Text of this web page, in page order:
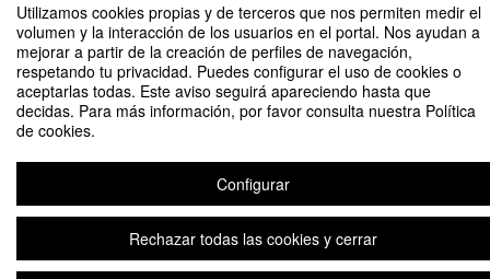
Utilizamos cookies propias y de terceros que nos permiten medir el
volumen y la interacción de los usuarios en el portal. Nos ayudan a
mejorar a partir de la creación de perfiles de navegación,
respetando tu privacidad. Puedes configurar el uso de cookies o
aceptarlas todas. Este aviso seguirá apareciendo hasta que
decidas. Para más información, por favor consulta nuestra Política
de cookies.
Configurar
Rechazar todas las cookies y cerrar
ENCUENTRO ANUAL COMILLAS GLOBAL ALUMNI 2026
Plataforma de organización de eventos Symposium